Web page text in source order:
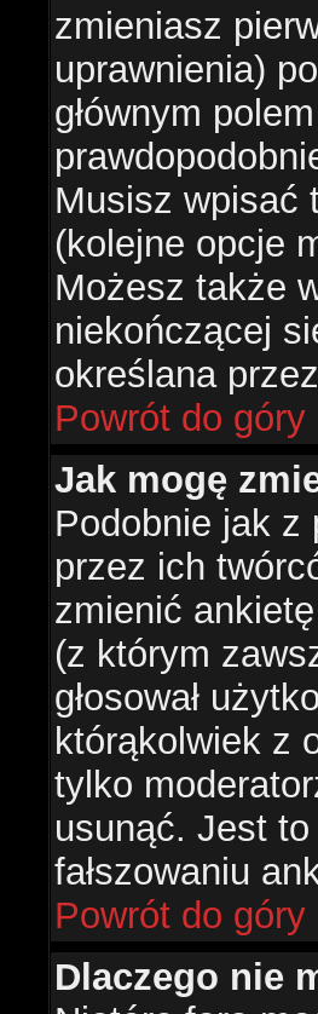
zmieniasz
uprawnienia)
głównym
Musisz wpisać
(kolejne opcje
Możesz także
niekończącej
określana
Powrót do góry
Jak mogę
Podobnie jak z
przez ich
zmienić
(z którym
głosował
którąkolwiek z
tylko
usunąć. Jest
fałszowaniu
Powrót do góry
Dlaczego nie